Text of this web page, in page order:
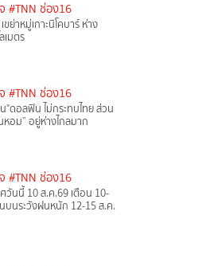
#TNN ช่อง16
ย่าหมู่เกาะนิโคบาร์ ห่าง
เมตร
#TNN ช่อง16
"ดอลฟิน ไม่กระทบไทย ส่วน
อม” อยู่ห่างไกลมาก
#TNN ช่อง16
นนี้ 10 ส.ค.69 เตือน 10-
บนระวังฝนหนัก 12-15 ส.ค.